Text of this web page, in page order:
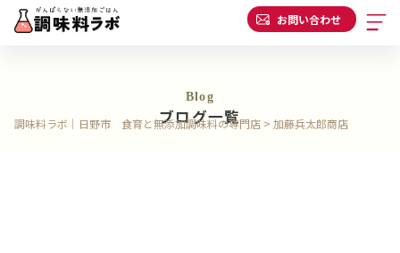
お問い合わせ
Blog
ブログ一覧
調味料ラボ｜日野市 食育と無添加調味料の専門店 > 加藤兵太郎商店